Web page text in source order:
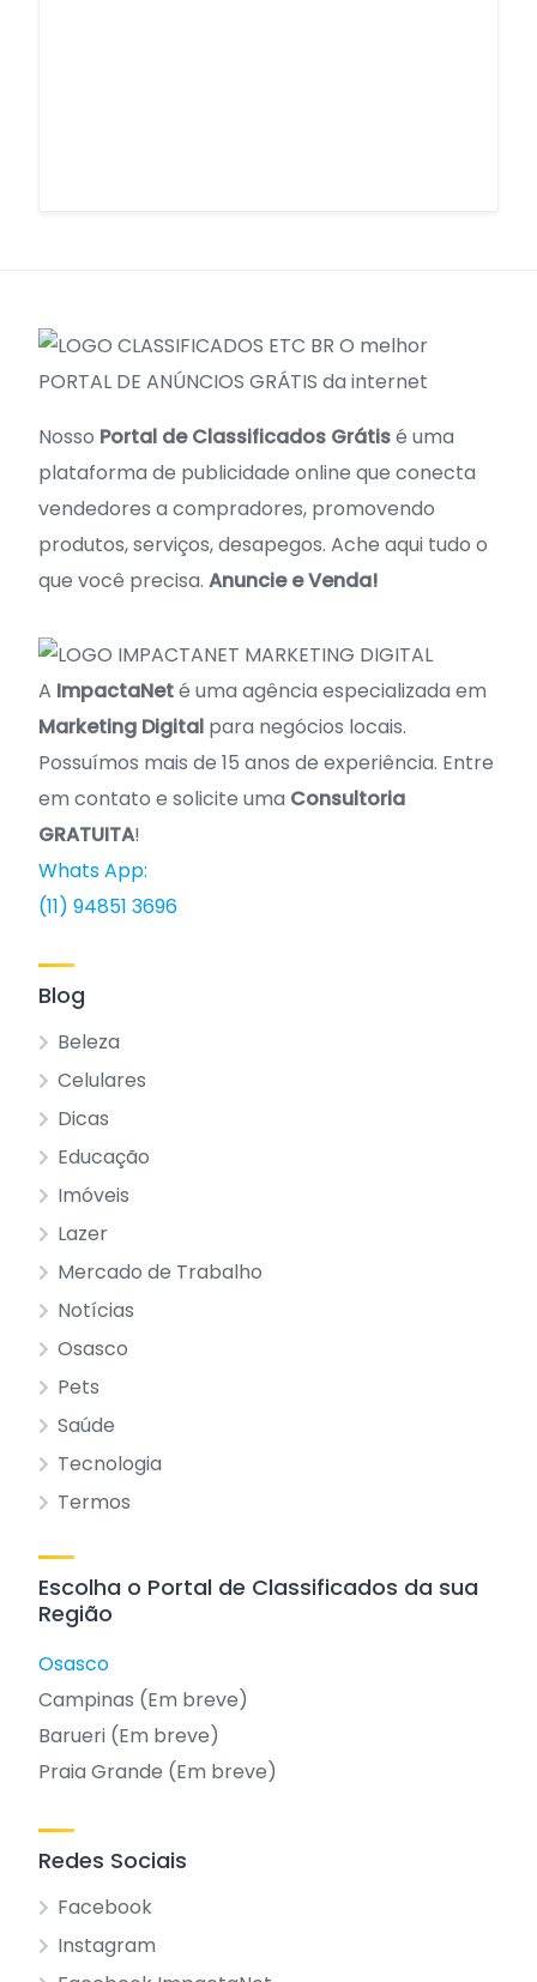
O melhor
PORTAL DE ANÚNCIOS GRÁTIS da internet
Nosso Portal de Classificados Grátisé uma
plataforma de publicidade online que conecta
vendedores a compradores, promovendo
produtos, serviços, desapegos. Ache aqui tudo o
que você precisa. Anuncie e Venda!
A ImpactaNeté uma agência especializada em
Marketing Digital para negócios locais.
Possuímos mais de 15 anos de experiência. Entre
em contato e solicite uma Consultoria
GRATUITA!
Whats App:
(11) 94851 3696
Blog
Beleza
Celulares
Dicas
Educação
Imóveis
Lazer
Mercado de Trabalho
Notícias
Osasco
Pets
Saúde
Tecnologia
Termos
Escolha o Portal de Classificados da sua
Região
Osasco
Campinas (Em breve)
Barueri (Em breve)
Praia Grande (Em breve)
Redes Sociais
Facebook
Instagram